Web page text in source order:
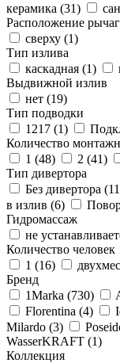
керамика (31)
Расположение
сверху (1)
Тип излива
каскадная (1)
Выдвижной излив
нет (19)
Тип подводки
1217 (1)
Количество
1 (48) 2 (41)
Тип дивертора
Без дивертора (11
в излив (6)
Гидромассаж
не
Количество человек
1 (16)
Бренд
1Marka (730)
Florentina (4)
Milardo (3)
WasserKRAFT (1)
Коллекция